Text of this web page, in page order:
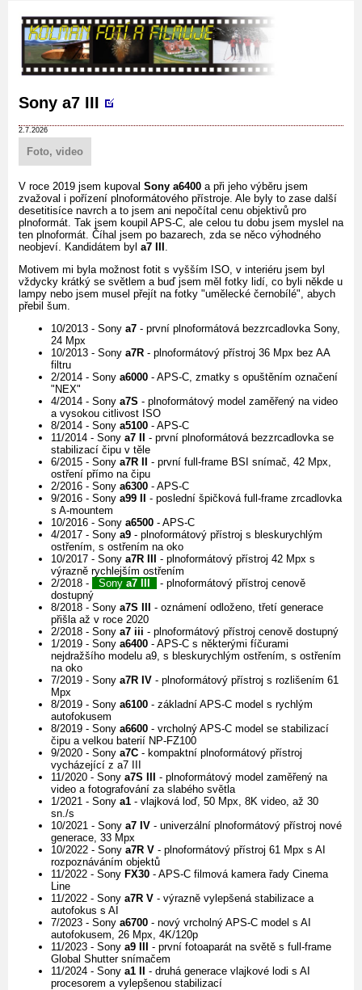
Sony a7 III
2.7.2026
Foto, video
V roce 2019 jsem kupoval Sony a6400 a při jeho výběru jsem
zvažoval i pořízení plnoformátového přístroje. Ale byly to zase další
desetitisíce navrch a to jsem ani nepočítal cenu objektivů pro
plnoformát. Tak jsem koupil APS-C, ale celou tu dobu jsem myslel na
ten plnoformát. Číhal jsem po bazarech, zda se něco výhodného
neobjeví. Kandidátem byl a7 III
Motivem mi byla možnost fotit s vyšším ISO, v interiéru jsem byl
vždycky krátký se světlem a buď jsem měl fotky lidí, co byli někde u
lampy nebo jsem musel přejít na fotky "umělecké černobílé", abych
přebil šum.
10/2013 - Sony a7 - první plnoformátová bezzrcadlovka Sony,
24 Mpx
10/2013 - Sony a7R - plnoformátový přístroj 36 Mpx bez AA
filtru
2/2014 - Sony a6000 - APS-C, zmatky s opuštěním označení
"NEX"
4/2014 - Sony a7S - plnoformátový model zaměřený na video
a vysokou citlivost ISO
8/2014 - Sony a5100 - APS-C
11/2014 - Sony a7 II - první plnoformátová bezzrcadlovka se
stabilizací čipu v těle
6/2015 - Sony a7R II - první full-frame BSI snímač, 42 Mpx,
ostření přímo na čipu
2/2016 - Sony a6300 - APS-C
9/2016 - Sony a99 II - poslední špičková full-frame zrcadlovka
s A-mountem
10/2016 - Sony a6500 - APS-C
4/2017 - Sony a9 - plnoformátový přístroj s bleskurychlým
ostřením, s ostřením na oko
10/2017 - Sony a7R III - plnoformátový přístroj 42 Mpx s
výrazně rychlejším ostřením
2/2018 -
Sony a7 III
- plnoformátový přístroj cenově
dostupný
8/2018 - Sony a7S III - oznámení odloženo, třetí generace
přišla až v roce 2020
2/2018 - Sony a7 iii - plnoformátový přístroj cenově dostupný
1/2019 - Sony a6400 - APS-C s některými fíčurami
nejdražšího modelu a9, s bleskurychlým ostřením, s ostřením
na oko
7/2019 - Sony a7R IV - plnoformátový přístroj s rozlišením 61
Mpx
8/2019 - Sony a6100 - základní APS-C model s rychlým
autofokusem
8/2019 - Sony a6600 - vrcholný APS-C model se stabilizací
čipu a velkou baterií NP-FZ100
9/2020 - Sony a7C - kompaktní plnoformátový přístroj
vycházející z a7 III
11/2020 - Sony a7S III - plnoformátový model zaměřený na
video a fotografování za slabého světla
1/2021 - Sony a1 - vlajková loď, 50 Mpx, 8K video, až 30
sn./s
10/2021 - Sony a7 IV - univerzální plnoformátový přístroj nové
generace, 33 Mpx
10/2022 - Sony a7R V - plnoformátový přístroj 61 Mpx s AI
rozpoznáváním objektů
11/2022 - Sony FX30 - APS-C filmová kamera řady Cinema
Line
11/2022 - Sony a7R V - výrazně vylepšená stabilizace a
autofokus s AI
7/2023 - Sony a6700 - nový vrcholný APS-C model s AI
autofokusem, 26 Mpx, 4K/120p
11/2023 - Sony a9 III - první fotoaparát na světě s full-frame
Global Shutter snímačem
11/2024 - Sony a1 II - druhá generace vlajkové lodi s AI
procesorem a vylepšenou stabilizací